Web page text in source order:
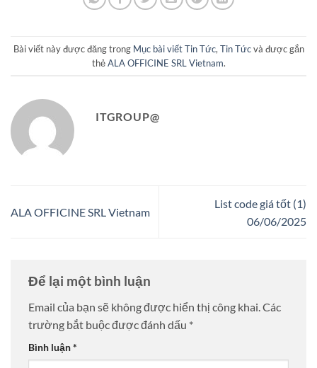
Bài viết này được đăng trong Mục bài viết Tin Tức, Tin Tứcvà được gắn
thẻALA OFFICINE SRL Vietnam.
ITGROUP@
ALA OFFICINE SRL Vietnam
List code giá tốt (1)
06/06/2025
Để lại một bình luận
Email của bạn sẽ không được hiển thị công khai.Các
trường bắt buộc được đánh dấu *
Bình luận*